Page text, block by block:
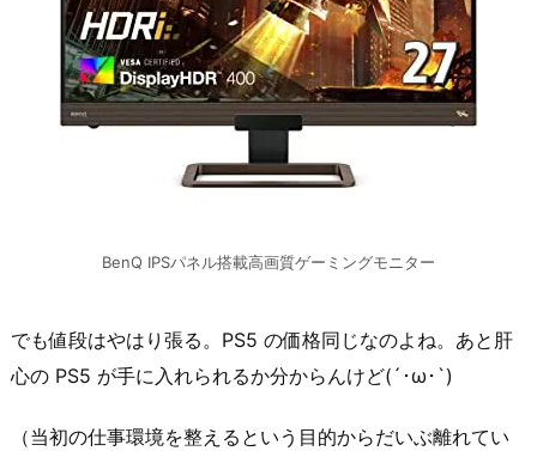
BenQ IPSパネル搭載高画質ゲーミングモニター
でも値段はやはり張る。PS5 の価格同じなのよね。あと肝
心の PS5 が手に入れられるか分からんけど(´･ω･`)
（当初の仕事環境を整えるという目的からだいぶ離れてい